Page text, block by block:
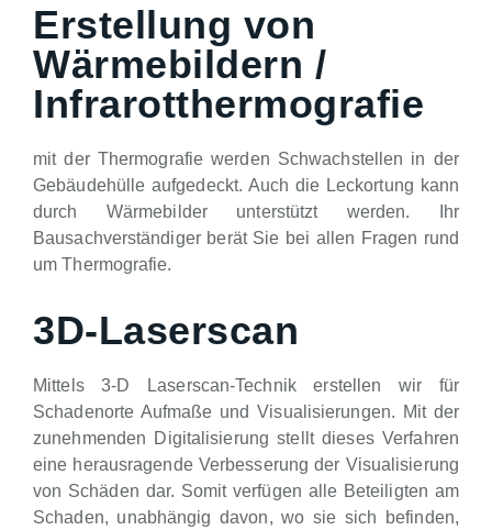
Erstellung von
Wärmebildern /
Infrarotthermografie
mit der Thermografie werden Schwachstellen in der
Gebäudehülle aufgedeckt. Auch die Leckortung kann
durch Wärmebilder unterstützt werden. Ihr
Bausachverständiger berät Sie bei allen Fragen rund
um Thermografie.
3D-Laserscan
Mittels 3-D Laserscan-Technik erstellen wir für
Schadenorte Aufmaße und Visualisierungen. Mit der
zunehmenden Digitalisierung stellt dieses Verfahren
eine herausragende Verbesserung der Visualisierung
von Schäden dar. Somit verfügen alle Beteiligten am
Schaden, unabhängig davon, wo sie sich befinden,